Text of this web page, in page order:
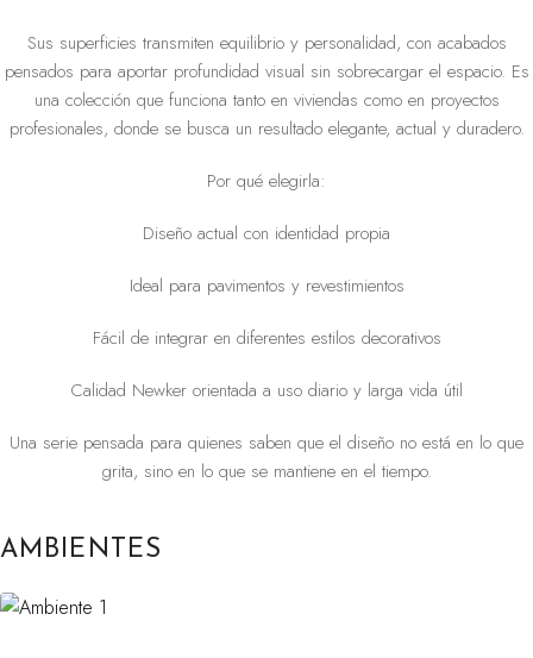
Sus superficies transmiten equilibrio y personalidad, con acabados
pensados para aportar profundidad visual sin sobrecargar el espacio. Es
una colección que funciona tanto en viviendas como en proyectos
profesionales, donde se busca un resultado elegante, actual y duradero.
Por qué elegirla:
Diseño actual con identidad propia
Ideal para pavimentos y revestimientos
Fácil de integrar en diferentes estilos decorativos
Calidad Newker orientada a uso diario y larga vida útil
Una serie pensada para quienes saben que el diseño no está en lo que
grita, sino en lo que se mantiene en el tiempo.
AMBIENTES